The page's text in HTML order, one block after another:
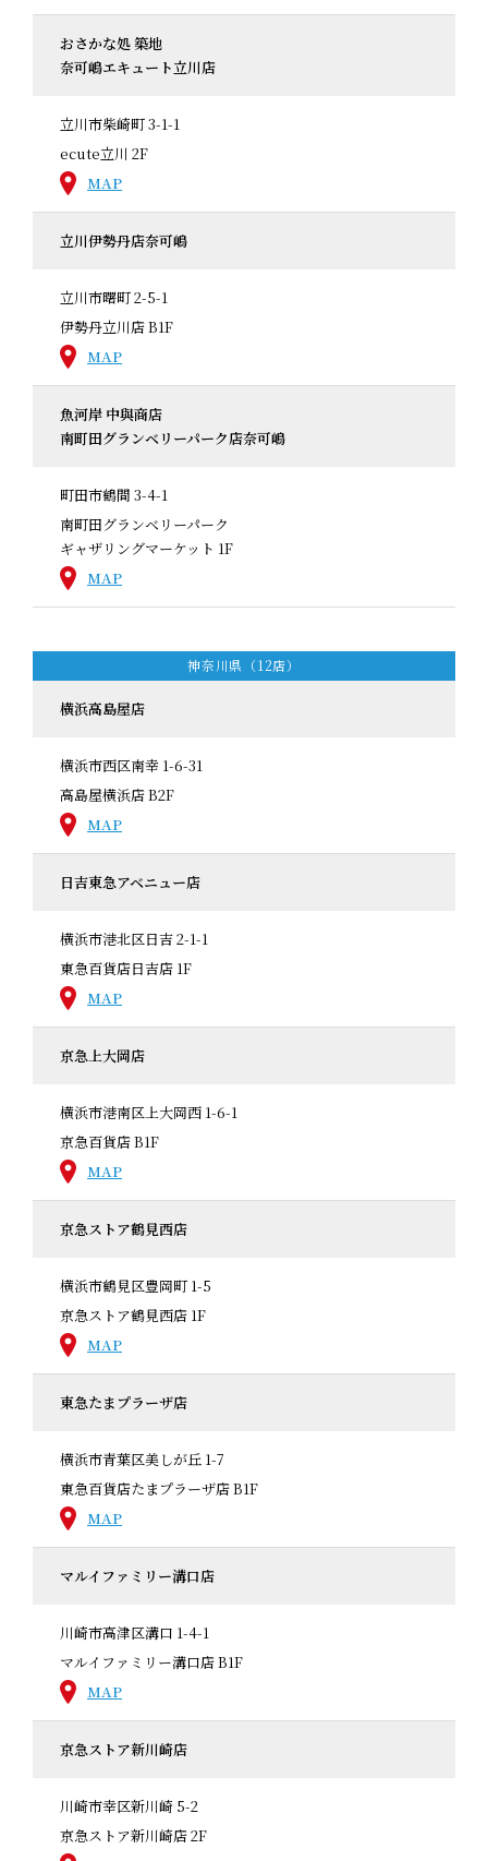
おさかな処 築地
奈可嶋エキュート立川店
立川市柴崎町 3-1-1
ecute立川 2F
MAP
立川伊勢丹店奈可嶋
立川市曙町 2-5-1
伊勢丹立川店 B1F
MAP
魚河岸 中與商店
南町田グランベリーパーク店奈可嶋
町田市鶴間 3-4-1
南町田グランベリーパーク
ギャザリングマーケット 1F
MAP
神奈川県（12店）
横浜高島屋店
横浜市西区南幸 1-6-31
高島屋横浜店 B2F
MAP
日吉東急アベニュー店
横浜市港北区日吉 2-1-1
東急百貨店日吉店 1F
MAP
京急上大岡店
横浜市港南区上大岡西 1-6-1
京急百貨店 B1F
MAP
京急ストア鶴見西店
横浜市鶴見区豊岡町 1-5
京急ストア鶴見西店 1F
MAP
東急たまプラーザ店
横浜市青葉区美しが丘 1-7
東急百貨店たまプラーザ店 B1F
MAP
マルイファミリー溝口店
川崎市高津区溝口 1-4-1
マルイファミリー溝口店 B1F
MAP
京急ストア新川崎店
川崎市幸区新川崎 5-2
京急ストア新川崎店 2F